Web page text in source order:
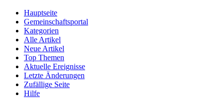
Hauptseite
Gemeinschaftsportal
Kategorien
Alle Artikel
Neue Artikel
Top Themen
Aktuelle Ereignisse
Letzte Änderungen
Zufällige Seite
Hilfe